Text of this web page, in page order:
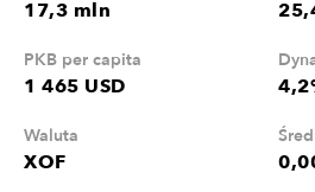
17,3 mln
1 465 USD
PKB per capita
XOF
Waluta